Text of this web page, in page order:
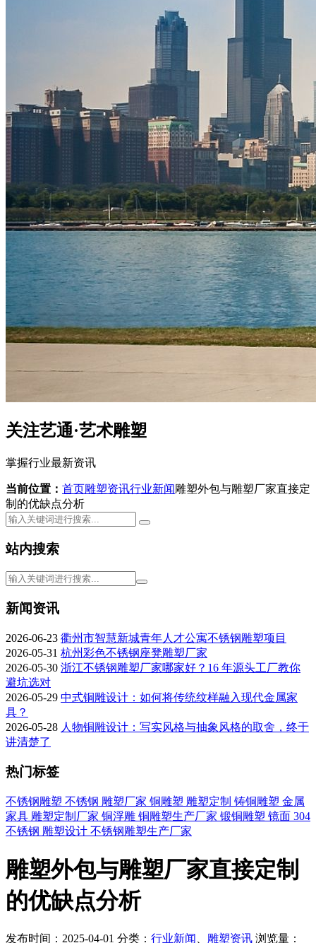
关注艺通·艺术雕塑
掌握行业最新资讯
当前位置： 首页雕塑资讯行业新闻 雕塑外包与雕塑厂家直接定
制的优缺点分析
站内搜索
新闻资讯
2026-06-23 衢州市智慧新城青年人才公寓不锈钢雕塑项目
2026-05-31 杭州彩色不锈钢座凳雕塑厂家
2026-05-30 浙江不锈钢雕塑厂家哪家好？16 年源头工厂教你
避坑选对
2026-05-29 中式铜雕设计：如何将传统纹样融入现代金属家
具？
2026-05-28 人物铜雕设计：写实风格与抽象风格的取舍，终于
讲清楚了
热门标签
不锈钢雕塑 不锈钢 雕塑厂家 铜雕塑 雕塑定制 铸铜雕塑 金属
家具 雕塑定制厂家 铜浮雕 铜雕塑生产厂家 锻铜雕塑 镜面 304
不锈钢 雕塑设计 不锈钢雕塑生产厂家
雕塑外包与雕塑厂家直接定制
的优缺点分析
发布时间：2025-04-01 分类： 行业新闻 雕塑资讯 浏览量：